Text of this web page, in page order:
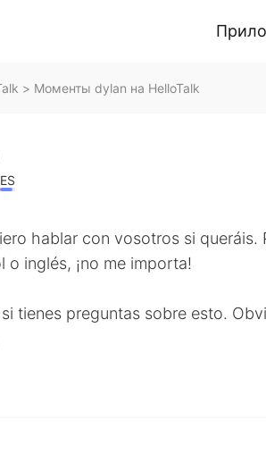
> Моменты dylan на HelloTalk
ES
hablar con vosotros si queráis.
o inglés, ¡no me importa!
tienes preguntas sobre esto.